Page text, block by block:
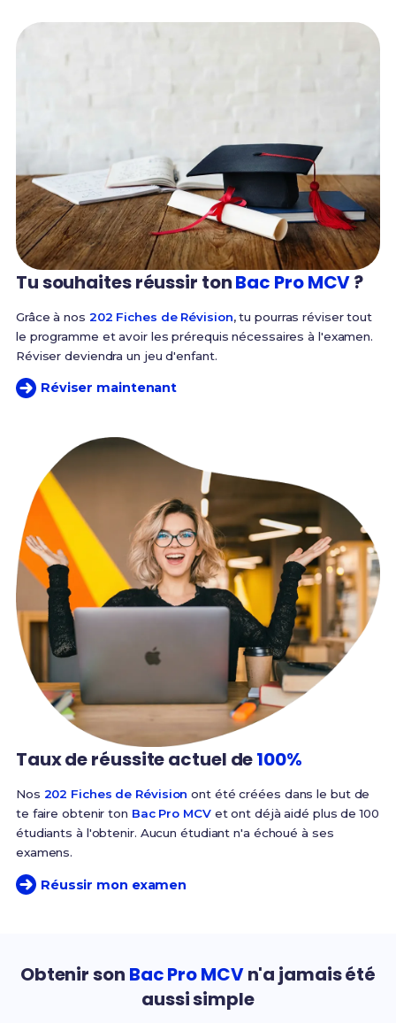
Tu souhaites réussir tonBac Pro MCV?
Grâce à nos 202 Fiches de Révision, tu pourras réviser tout
le programme et avoir les prérequis nécessaires à l'examen.
Réviser deviendra un jeu d'enfant.
Réviser maintenant
Taux de réussiteactuel de100%
Nos 202 Fiches de Révision ont été créées dans le but de
te faire obtenir ton Bac Pro MCVet ont déjà aidé plus de 100
étudiants à l'obtenir. Aucun étudiant n'a échoué à ses
examens.
Réussir mon examen
Obtenir son Bac Pro MCVn'a jamais été
aussi simple